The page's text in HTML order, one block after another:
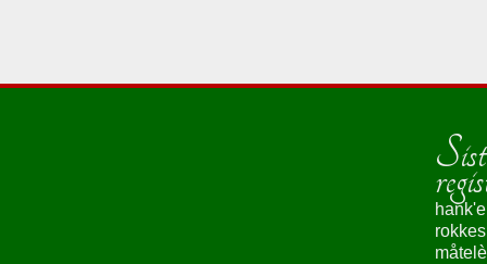
hank'e